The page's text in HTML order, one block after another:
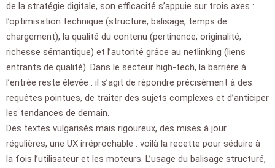
de la stratégie digitale, son efficacité s’appuie sur trois axes :
l’optimisation technique (structure, balisage, temps de
chargement), la qualité du contenu (pertinence, originalité,
richesse sémantique) et l’autorité grâce au netlinking (liens
entrants de qualité). Dans le secteur high-tech, la barrière à
l’entrée reste élevée : il s’agit de répondre précisément à des
requêtes pointues, de traiter des sujets complexes et d’anticiper
les tendances de demain.
Des textes vulgarisés mais rigoureux, des mises à jour
régulières, une UX irréprochable : voilà la recette pour séduire à
la fois l’utilisateur et les moteurs. L’usage du balisage structuré,